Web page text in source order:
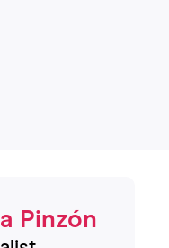
Pinzón